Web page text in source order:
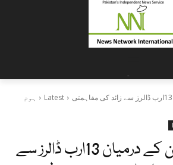
-
ہوم Latest
پاکستان اور چین کے درمیان 13ارب ڈالرز سے زائد کی مفاہمتی
پاکستان اور چین کے درمیان 13ارب ڈالرز سے